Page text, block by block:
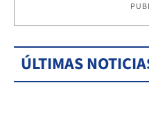
ÚLTIMAS